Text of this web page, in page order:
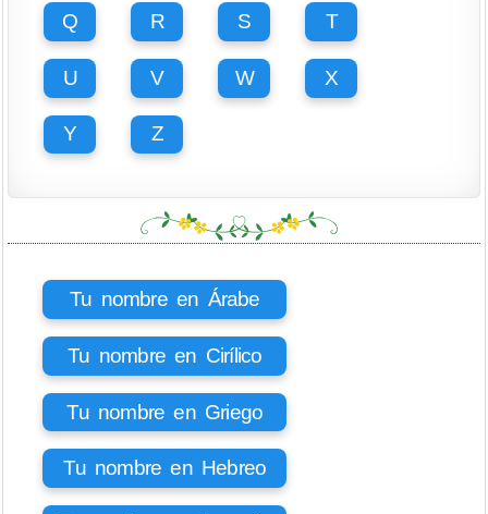
Q R S T
U V W X
Y Z
Tu nombre en Árabe
Tu nombre en Cirílico
Tu nombre en Griego
Tu nombre en Hebreo